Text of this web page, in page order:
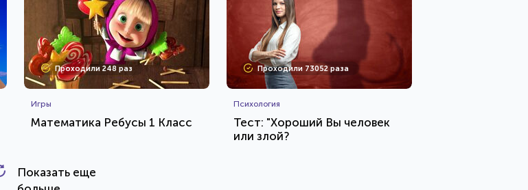
Проходили 248 раз
Игры
Математика Ребусы 1 Класс
Rebus.wess
Проходили 73052 раза
Психология
Тест: "Хороший Вы человек
или злой?
Показать еще